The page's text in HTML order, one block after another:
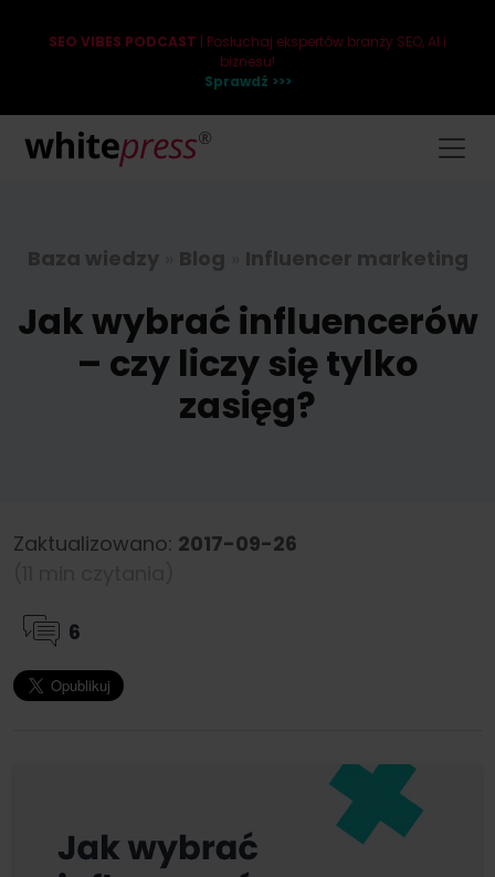
SEO VIBES PODCAST | Posłuchaj ekspertów branży SEO, AI i
biznesu!
Sprawdź >>>
Baza wiedzy Blog Influencer marketing
Jak wybrać influencerów
– czy liczy się tylko
zasięg?
Zaktualizowano: 2017-09-26
6